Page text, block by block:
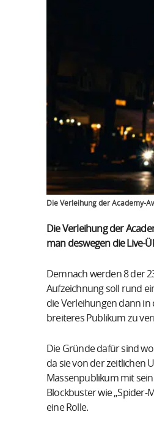
Die Verleihung der Academy-
Die Verleihung der
man deswegen die Live-
Demnach werden 8 der
Aufzeichnung soll rund
die Verleihungen dann in
breiteres Publikum zu
Die Gründe dafür sind
da sie von der zeitlichen
Massenpublikum mit
Blockbuster wie „Spider-
eine Rolle.